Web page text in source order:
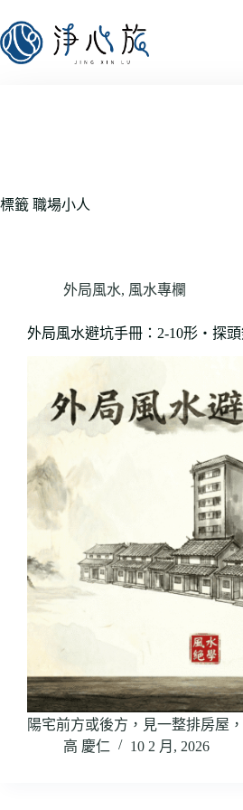
標籤 職場小人
外局風水, 風水專欄
外局風水避坑手冊：2-10形・探
陽宅前方或後方，見一整排房屋
高 慶仁
10 2 月, 2026